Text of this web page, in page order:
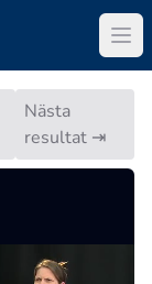
Nästa
resultat ⇥